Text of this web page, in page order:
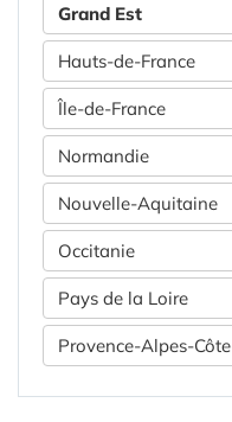
Grand Est
Hauts-de-France
Île-de-France
Normandie
Nouvelle-Aquitaine
Occitanie
Pays de la Loire
Provence-Alpes-